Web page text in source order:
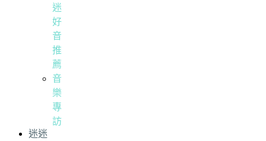
迷
好
音
推
薦
音
樂
專
訪
迷迷